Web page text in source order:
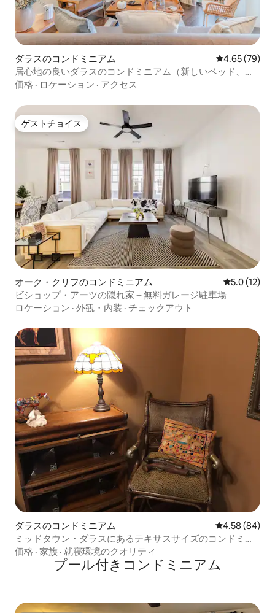
ダラスのコンドミニアム レビュー79
4.65 (79)
居心地の良いダラスのコンドミニアム（新しいベッド、エ
アコン、キッチン用品）
価格 · ロケーション · アクセス
ゲストチョイス
ゲストチョイス
オーク・クリフのコンドミニアム レビュー12
5.0 (12)
ビショップ・アーツの隠れ家＋無料ガレージ駐車場
ロケーション · 外観・内装 · チェックアウト
ダラスのコンドミニアム レビュー84
4.58 (84)
ミッドタウン・ダラスにあるテキサスサイズのコンドミニ
アム
価格 · 家族 · 就寝環境のクオリティ
プール付きコンドミニアム